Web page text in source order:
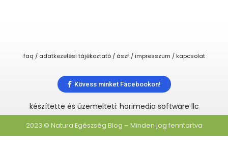
faq / adatkezelési tájékoztató / ászf / impresszum / kapcsolat
Kövess minket Facebookon!
készítette és üzemelteti: horimedia software llc
2023 © Natura Egészség Blog – Minden jog fenntartva